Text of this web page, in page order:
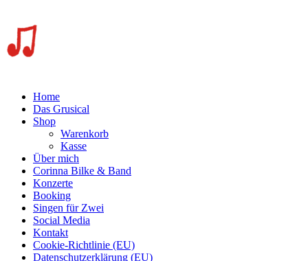
Home
Das Grusical
Shop
Warenkorb
Kasse
Über mich
Corinna Bilke & Band
Konzerte
Booking
Singen für Zwei
Social Media
Kontakt
Cookie-Richtlinie (EU)
Datenschutzerklärung (EU)